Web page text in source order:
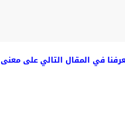
في المقال التالي على معنى